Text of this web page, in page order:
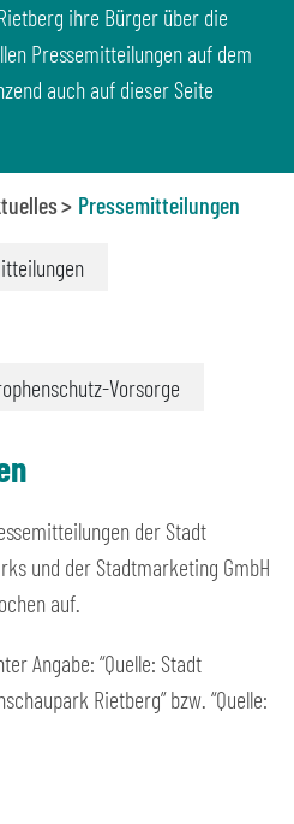
ihre Bürger über die
Pressemitteilungen auf dem
auch auf dieser Seite
Pressemitteilungen
Vorsorge
der Stadt
und der Stadtmarketing GmbH
auf.
Angabe: “Quelle: Stadt
Rietberg” bzw. “Quelle: